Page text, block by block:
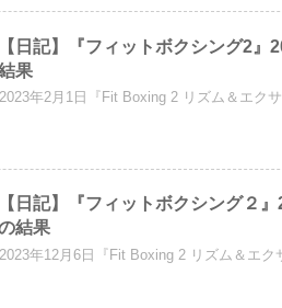
【日記】『フィットボクシング2
果
2023年2月1日『Fit Boxing 2 リズム＆エク
【日記】『フィットボクシング２
結果
2023年12月6日『Fit Boxing 2 リズム＆エ